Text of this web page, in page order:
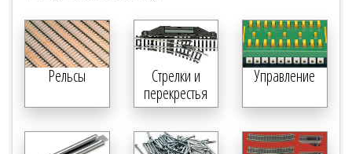
Рельсы
Стрелки и
перекрестья
Управление